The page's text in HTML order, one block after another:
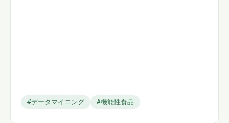
#データマイニング #機能性食品